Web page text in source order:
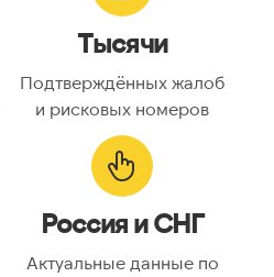
Тысячи
Подтверждённых жалоб
и рисковых номеров
Россия и СНГ
Актуальные данные по